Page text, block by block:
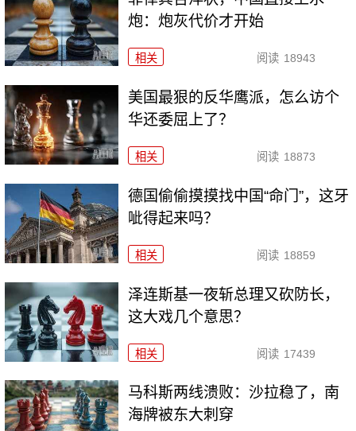
炮：炮灰代价才开始
相关 阅读 18943
美国最狠的反华鹰派，怎么访个
华还委屈上了？
相关 阅读 18873
德国偷偷摸摸找中国“命门”，这牙
呲得起来吗？
相关 阅读 18859
泽连斯基一夜斩总理又砍防长，
这大戏几个意思？
相关 阅读 17439
马科斯两线溃败：沙拉稳了，南
海牌被东大刺穿